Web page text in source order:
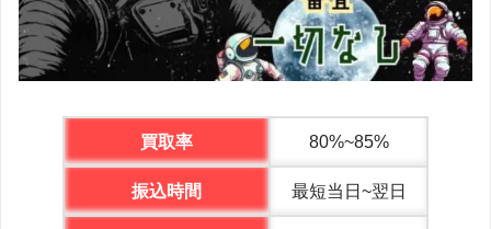
買取率 80%~85%
振込時間 最短当日~翌日